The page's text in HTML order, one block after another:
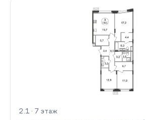
2.1 · 7 этаж